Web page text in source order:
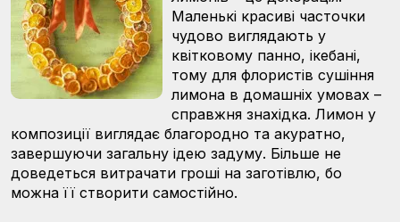
Маленькі красиві часточки
чудово виглядають у
квітковому панно, ікебані,
тому для флористів сушіння
лимона в домашніх умовах –
справжня знахідка. Лимон у
композиції виглядає благородно та акуратно,
завершуючи загальну ідею задуму. Більше не
доведеться витрачати гроші на заготівлю, бо
можна її створити самостійно.